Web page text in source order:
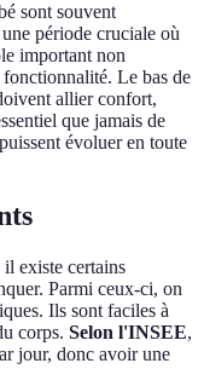
sont souvent
période cruciale où
important non
fonctionnalité. Le bas de
allier confort,
que jamais de
évoluer en toute
existe certains
Parmi ceux-ci, on
Ils sont faciles à
corps. Selon l'INSEE,
jour, donc avoir une